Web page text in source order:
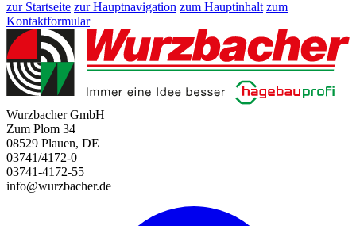
zur Startseite zur Hauptnavigation zum Hauptinhalt zum
Kontaktformular
Wurzbacher GmbH
Zum Plom 34
08529 Plauen, DE
03741/4172-0
03741-4172-55
info@wurzbacher.de